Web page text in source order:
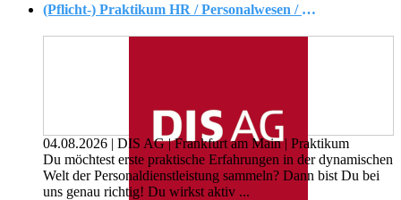
(Pflicht-) Praktikum HR / Personalwesen / Recruiting
04.08.2026 | DIS AG| Frankfurt am Main| Praktikum
Du möchtest erste praktische Erfahrungen in der dynamischen
Welt der Personaldienstleistung sammeln? Dann bist Du bei
uns genau richtig! Du wirkst aktiv ...